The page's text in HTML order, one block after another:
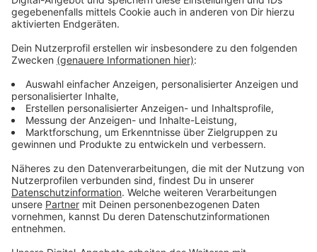
Immer mehr spielen Brettspiele
Anzeige
Branche auch in diesem Jahr wieder positiv entwickelt.
Von Januar bis August 2023 sei der Umsatz für
Gesellschafts-, Brett- und Kartenspiele sowie Puzzles
erneut geklettert, hieß es beim Verband Spieleverlage.
Prozent auf 770 bis 780 Millionen Euro erwartet,
sagte Verbandschef Hermann Hutter.
Anzeige